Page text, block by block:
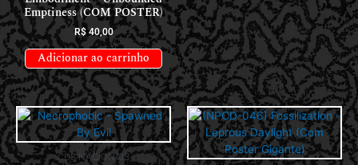
Emptiness (COM POSTER)
R$40,00
Adicionar ao carrinho
CDS NACIONAIS